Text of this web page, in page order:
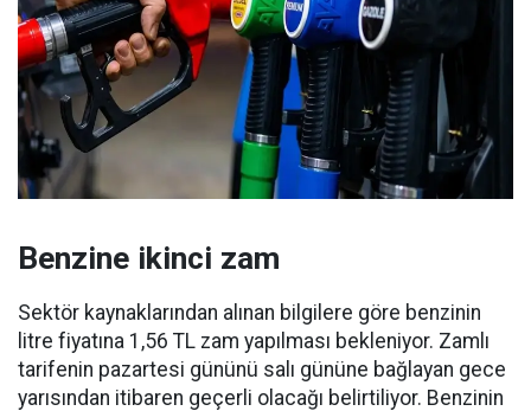
Benzine ikinci zam
Sektör kaynaklarından alınan bilgilere göre benzinin
litre fiyatına 1,56 TL zam yapılması bekleniyor. Zamlı
tarifenin pazartesi gününü salı gününe bağlayan gece
yarısından itibaren geçerli olacağı belirtiliyor. Benzinin